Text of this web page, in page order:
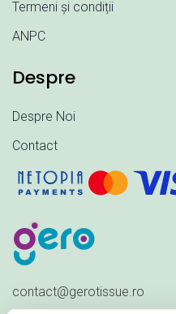
Termeni și condiții
ANPC
Despre
Despre Noi
Contact
contact@gerotissue.ro